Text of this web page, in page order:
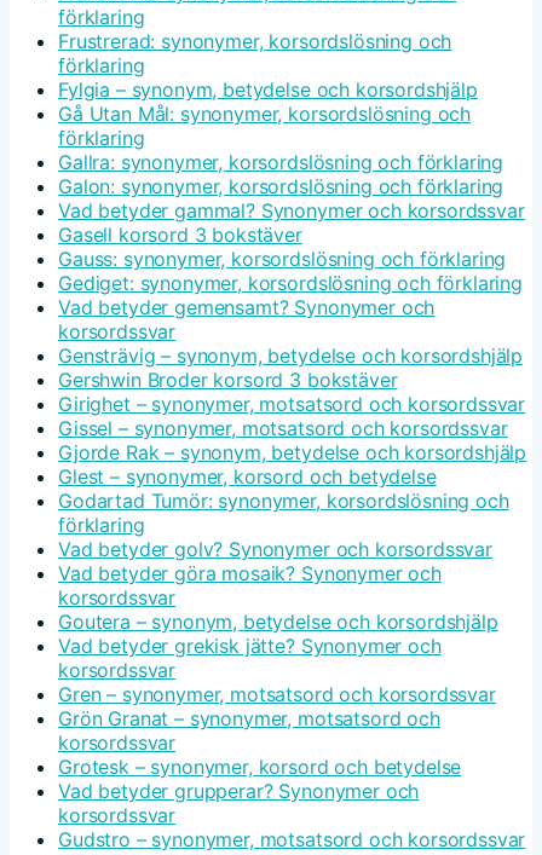
förklaring
Frustrerad: synonymer, korsordslösning och
förklaring
Fylgia – synonym, betydelse och korsordshjälp
Gå Utan Mål: synonymer, korsordslösning och
förklaring
Gallra: synonymer, korsordslösning och förklaring
Galon: synonymer, korsordslösning och förklaring
Vad betyder gammal? Synonymer och korsordssvar
Gasell korsord 3 bokstäver
Gauss: synonymer, korsordslösning och förklaring
Gediget: synonymer, korsordslösning och förklaring
Vad betyder gemensamt? Synonymer och
korsordssvar
Gensträvig – synonym, betydelse och korsordshjälp
Gershwin Broder korsord 3 bokstäver
Girighet – synonymer, motsatsord och korsordssvar
Gissel – synonymer, motsatsord och korsordssvar
Gjorde Rak – synonym, betydelse och korsordshjälp
Glest – synonymer, korsord och betydelse
Godartad Tumör: synonymer, korsordslösning och
förklaring
Vad betyder golv? Synonymer och korsordssvar
Vad betyder göra mosaik? Synonymer och
korsordssvar
Goutera – synonym, betydelse och korsordshjälp
Vad betyder grekisk jätte? Synonymer och
korsordssvar
Gren – synonymer, motsatsord och korsordssvar
Grön Granat – synonymer, motsatsord och
korsordssvar
Grotesk – synonymer, korsord och betydelse
Vad betyder grupperar? Synonymer och
korsordssvar
Gudstro – synonymer, motsatsord och korsordssvar